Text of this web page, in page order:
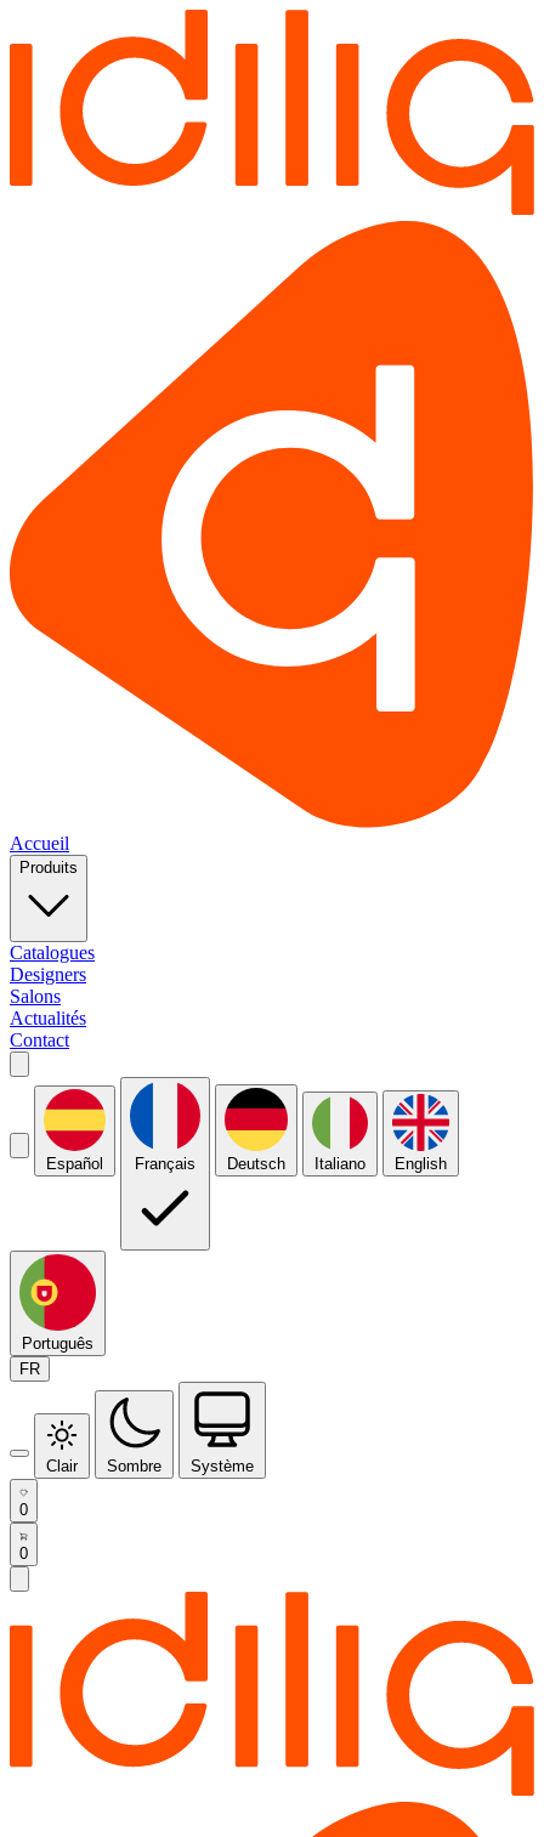
Accueil
Produits
Catalogues
Designers
Salons
Actualités
Contact
Español Français Deutsch Italiano English
Português
FR
Clair Sombre Système
0
0